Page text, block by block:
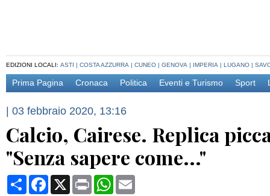
EDIZIONI LOCALI: ASTI | COSTA AZZURRA | CUNEO | GENOVA | IMPERIA | LUGANO |
Prima Pagina Cronaca Politica Eventi e Turismo Sport
| 03 febbraio 2020, 13:16
Calcio, Cairese. Replica
"Senza sapere come..."
CondividiFacebook
X Print WhatsApp